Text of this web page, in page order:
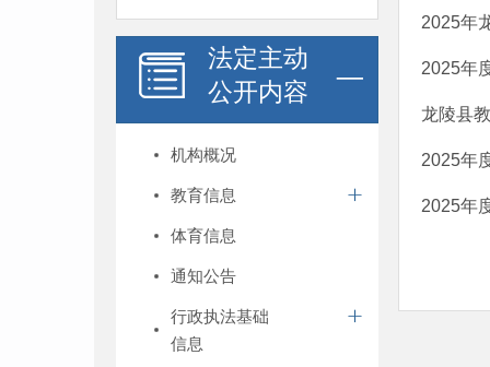
法定主动
公开内容
机构概况
教育信息
体育信息
通知公告
行政执法基础
信息
2025年
2025年
龙陵县
2025年
2025年